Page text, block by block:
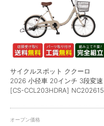
サイクルスポット ククーロ
2026 小径車 20インチ 3段変速
[CS-CCL203HDRA] NC202615
オープン価格